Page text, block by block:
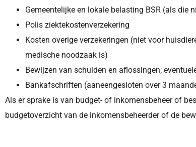
Gemeentelijke en lokale belasting BSR (als die
Polis ziektekostenverzekering
Kosten overige verzekeringen (niet voor
medische noodzaak is)
Bewijzen van schulden en aflossingen;
Bankafschriften (aaneengesloten over 3
Als er sprake is van budget- of inkomensbeheer of
budgetoverzicht van de inkomensbeheerder of de